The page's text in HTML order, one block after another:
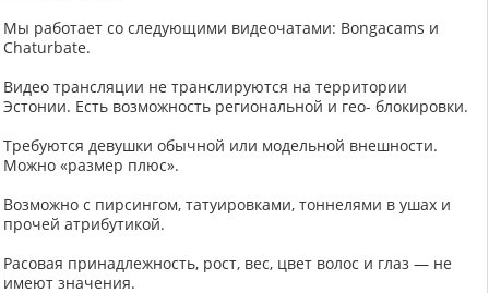
Мы работает со следующими видеочатами: Bongacams и
Chaturbate.
Видео трансляции не транслируются на территории
Эстонии. Есть возможность региональной и гео- блокировки.
Требуются девушки обычной или модельной внешности.
Можно «размер плюс».
Возможно с пирсингом, татуировками, тоннелями в ушах и
прочей атрибутикой.
Расовая принадлежность, рост, вес, цвет волос и глаз — не
имеют значения.